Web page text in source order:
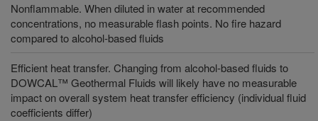
Nonflammable. When diluted in water at recommended
concentrations, no measurable flash points. No fire hazard
compared to alcohol-based fluids
Efficient heat transfer. Changing from alcohol-based fluids to
DOWCAL™ Geothermal Fluids will likely have no measurable
impact on overall system heat transfer efficiency (individual fluid
coefficients differ)